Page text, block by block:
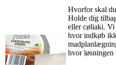
Hvorfor skal
Holde dig
eller cøliaki.
hvor indkøb
hvor løsningen